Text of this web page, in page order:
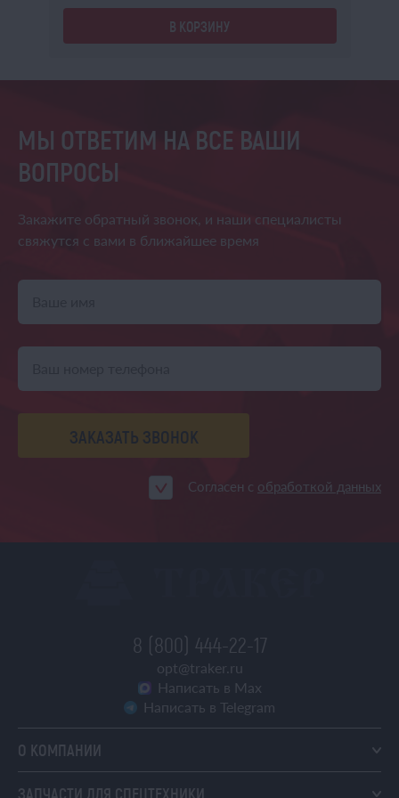
В КОРЗИНУ
МЫ ОТВЕТИМ НА ВСЕ ВАШИ
ВОПРОСЫ
Закажите обратный звонок, и наши специалисты
свяжутся с вами в ближайшее время
ЗАКАЗАТЬ ЗВОНОК
Согласен с обработкой данных
8 (800) 444-22-17
opt@traker.ru
Написать в Max
Написать в Telegram
О КОМПАНИИ
ЗАПЧАСТИ ДЛЯ СПЕЦТЕХНИКИ